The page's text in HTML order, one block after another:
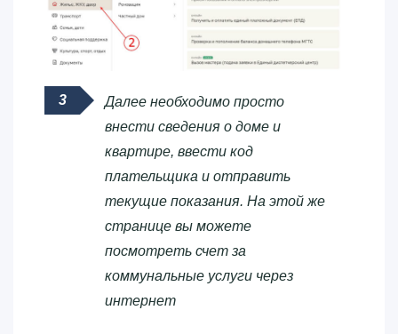
Далее необходимо просто
внести сведения о доме и
квартире, ввести код
плательщика и отправить
текущие показания. На этой же
странице вы можете
посмотреть счет за
коммунальные услуги через
интернет